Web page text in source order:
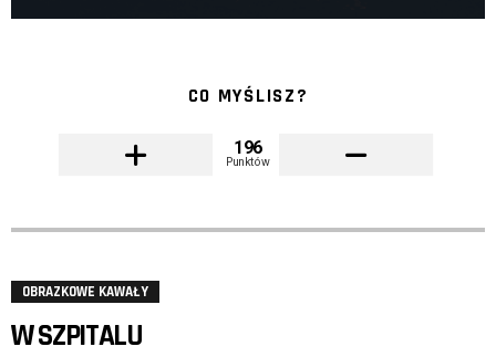
CO MYŚLISZ?
196
Punktów
OBRAZKOWE KAWAŁY
W SZPITALU